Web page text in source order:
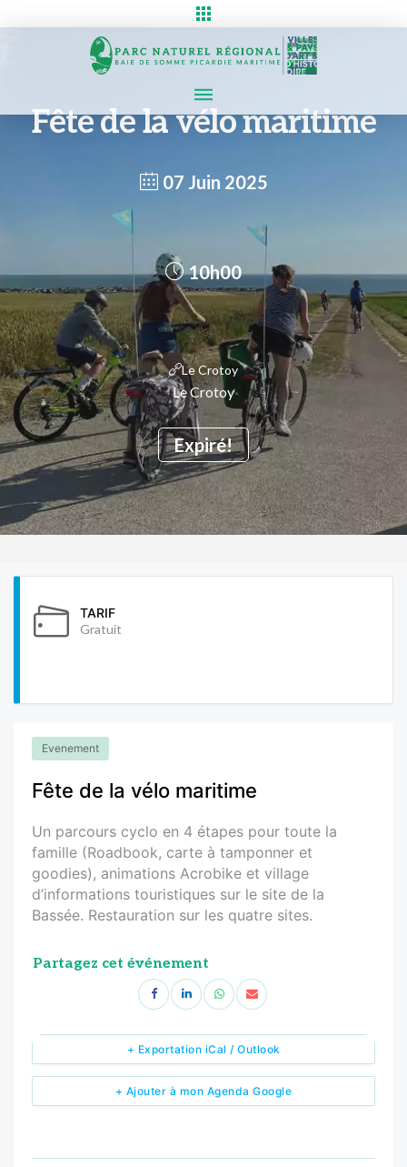
Fête de la vélo maritime
07 Juin 2025
Expiré!
10h00
Le Crotoy
Le Crotoy
TARIF
Gratuit
Evenement
Fête de la vélo maritime
Un parcours cyclo en 4 étapes pour toute la
famille (Roadbook, carte à tamponner et
goodies), animations Acrobike et village
d’informations touristiques sur le site de la
Bassée. Restauration sur les quatre sites.
Partagez cet événement
+ Ajouter à mon Agenda Google
+ Exportation iCal / Outlook